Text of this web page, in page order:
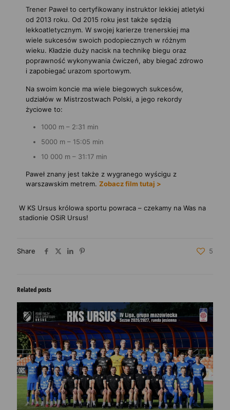
Trener Paweł to certyfikowany instruktor lekkiej atletyki
od 2013 roku. Od 2015 roku jest także sędzią
lekkoatletycznym. W swojej karierze trenerskiej ma
wiele sukcesów swoich podopiecznych w różnym
wieku. Kładzie duży nacisk na technikę biegu oraz
poprawność wykonywania ćwiczeń, aby biegać zdrowo
i zapobiegać urazom sportowym.
Na swoim koncie ma wiele biegowych sukcesów,
udziałów w Mistrzostwach Polski, a jego rekordy
życiowe to:
1000 m – 2:31 min
5000 m – 15:05 min
10 000 m – 31:17 min
Paweł znany jest także z wygranego wyścigu z
warszawskim metrem. Zobacz film tutaj >
W KS Ursus królowa sportu powraca – czekamy na Was na
stadionie OSiR Ursus!
Share 5
Related posts